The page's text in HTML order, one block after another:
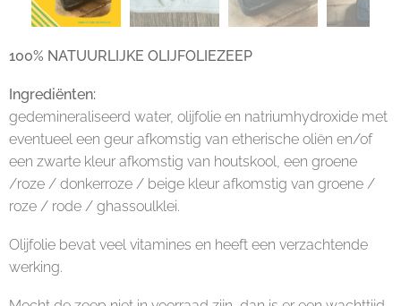
100% NATUURLIJKE OLIJFOLIEZEEP
Ingrediënten:
gedemineraliseerd water, olijfolie en natriumhydroxide met
eventueel een geur afkomstig van etherische oliën en/of
een zwarte kleur afkomstig van houtskool, een groene
/roze / donkerroze / beige kleur afkomstig van groene /
roze / rode / ghassoulklei.
Olijfolie bevat veel vitamines en heeft een verzachtende
werking.